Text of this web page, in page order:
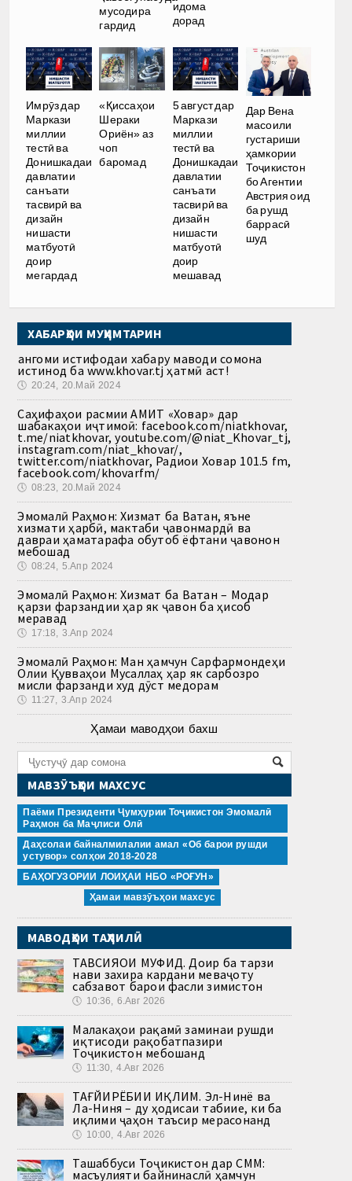
мусодира
гардид
идома
дорад
Имрӯз дар
Маркази
миллии
тестӣ ва
Донишкадаи
давлатии
санъати
тасвирӣ ва
дизайн
нишасти
матбуотӣ
доир
мегардад
«Қиссаҳои
Шераки
Ориён» аз
чоп
баромад
5 август дар
Маркази
миллии
тестӣ ва
Донишкадаи
давлатии
санъати
тасвирӣ ва
дизайн
нишасти
матбуотӣ
доир
мешавад
Дар Вена
масоили
густариши
ҳамкории
Тоҷикистон
бо Агентии
Австрия оид
ба рушд
баррасӣ
шуд
ХАБАРҲОИ МУҲИМТАРИН
Ҳангоми истифодаи хабару маводи сомона
истинод ба www.khovar.tj ҳатмӣ аст!
🕔 20:24, 20.Май 2024
Саҳифаҳои расмии АМИТ «Ховар» дар
шабакаҳои иҷтимоӣ: facebook.com/niatkhovar,
t.me/niatkhovar, youtube.com/@niat_Khovar_tj,
instagram.com/niat_khovar/,
twitter.com/niatkhovar, Радиои Ховар 101.5 fm,
facebook.com/khovarfm/
🕔 08:23, 20.Май 2024
Эмомалӣ Раҳмон: Хизмат ба Ватан, яъне
хизмати ҳарбӣ, мактаби ҷавонмардӣ ва
давраи ҳаматарафа обутоб ёфтани ҷавонон
мебошад
🕔 08:24, 5.Апр 2024
Эмомалӣ Раҳмон: Хизмат ба Ватан – Модар
қарзи фарзандии ҳар як ҷавон ба ҳисоб
меравад
🕔 17:18, 3.Апр 2024
Эмомалӣ Раҳмон: Ман ҳамчун Сарфармондеҳи
Олии Қувваҳои Мусаллаҳ ҳар як сарбозро
мисли фарзанди худ дӯст медорам
🕔 11:27, 3.Апр 2024
Ҳамаи маводҳои бахш
МАВЗӮЪҲОИ МАХСУС
Паёми Президенти Ҷумҳурии Тоҷикистон Эмомалӣ
Раҳмон ба Маҷлиси Олӣ
Даҳсолаи байналмилалии амал «Об барои рушди
устувор» солҳои 2018-2028
БАҲОГУЗОРИИ ЛОИҲАИ НБО «РОҒУН»
Ҳамаи мавзӯъҳои махсус
МАВОДҲОИ ТАҲЛИЛӢ
ТАВСИЯҲОИ МУФИД. Доир ба тарзи
нави захира кардани меваҷоту
сабзавот барои фасли зимистон
🕔 10:36, 6.Авг 2026
Малакаҳои рақамӣ заминаи рушди
иқтисоди рақобатпазири
Тоҷикистон мебошанд
🕔 11:30, 4.Авг 2026
ТАҒЙИРЁБИИ ИҚЛИМ. Эл-Нинё ва
Ла-Ниня – ду ҳодисаи табиие, ки ба
иқлими ҷаҳон таъсир мерасонанд
🕔 10:00, 4.Авг 2026
Ташаббуси Тоҷикистон дар СММ:
масъулияти байнинаслӣ ҳамчун